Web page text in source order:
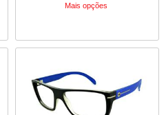
Mais opções